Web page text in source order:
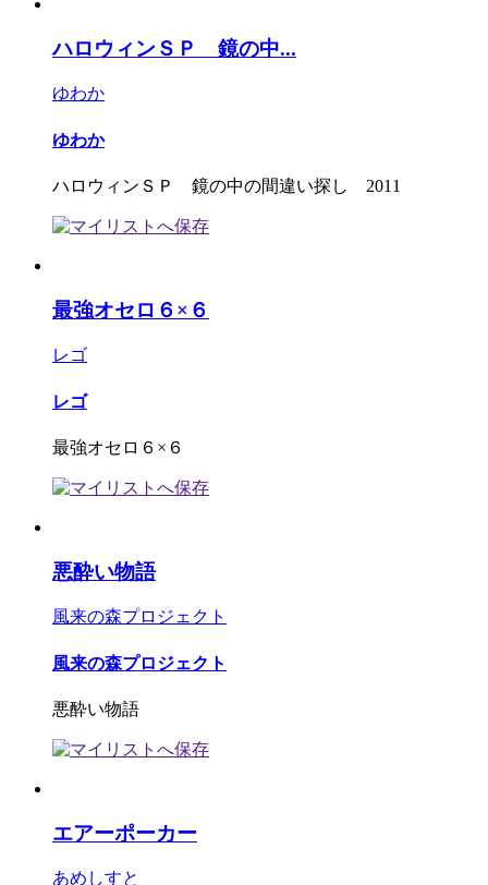
ハロウィンＳＰ 鏡の中...
ゆわか
ゆわか
ハロウィンＳＰ 鏡の中の間違い探し 2011
最強オセロ６×６
レゴ
レゴ
最強オセロ６×６
悪酔い物語
風来の森プロジェクト
風来の森プロジェクト
悪酔い物語
エアーポーカー
あめしすと